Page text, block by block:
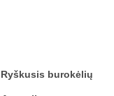
Ryškusis burokėlių